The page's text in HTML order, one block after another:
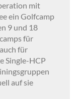
mit
ein Golfcamp
9 und 18
für
für
Single-HCP
auf sie